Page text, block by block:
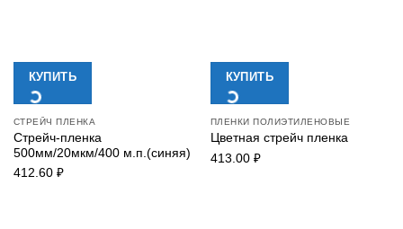
КУПИТЬ
СТРЕЙЧ ПЛЕНКА
Стрейч-пленка
500мм/20мкм/400 м.п.(синяя)
412.60 ₽
КУПИТЬ
ПЛЕНКИ ПОЛИЭТИЛЕНОВЫЕ
Цветная стрейч пленка
413.00 ₽